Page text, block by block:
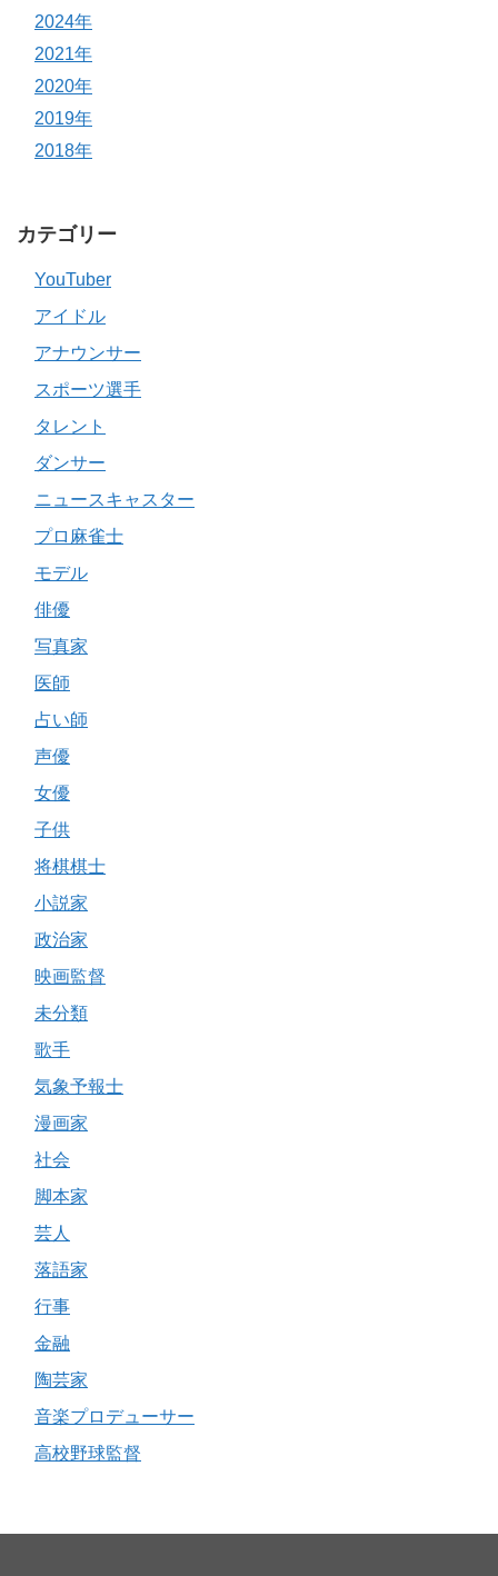
2024年
2021年
2020年
2019年
2018年
カテゴリー
YouTuber
アイドル
アナウンサー
スポーツ選手
タレント
ダンサー
ニュースキャスター
プロ麻雀士
モデル
俳優
写真家
医師
占い師
声優
女優
子供
将棋棋士
小説家
政治家
映画監督
未分類
歌手
気象予報士
漫画家
社会
脚本家
芸人
落語家
行事
金融
陶芸家
音楽プロデューサー
高校野球監督